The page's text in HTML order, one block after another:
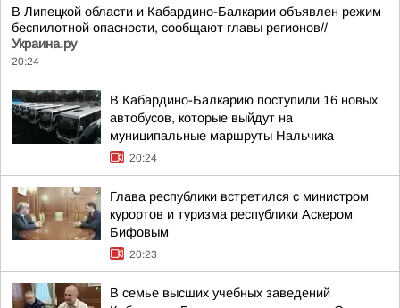
В Липецкой области и Кабардино-Балкарии объявлен режим
беспилотной опасности, сообщают главы регионов//
Украина.ру
20:24
В Кабардино-Балкарию поступили 16 новых
автобусов, которые выйдут на
муниципальные маршруты Нальчика
20:24
Глава республики встретился с министром
курортов и туризма республики Аскером
Бифовым
20:23
В семье высших учебных заведений